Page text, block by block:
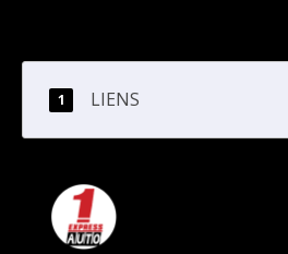
LIENS